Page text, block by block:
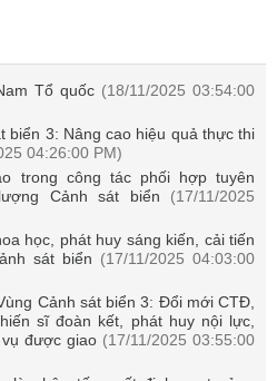
Tổ quốc (18/11/2025 03:54:00
biển 3: Nâng cao hiệu quả thực thi
04:26:00 PM)
trong công tác phối hợp tuyên
Cảnh sát biển (17/11/2025
học, phát huy sáng kiến, cải tiến
sát biển (17/11/2025 04:03:00
Cảnh sát biển 3: Đổi mới CTĐ,
sĩ đoàn kết, phát huy nội lực,
được giao (17/11/2025 03:55:00